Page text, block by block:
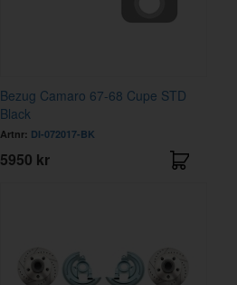
Bezug Camaro 67-68 Cupe STD
Black
Artnr: DI-072017-BK
5950 kr